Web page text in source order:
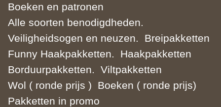
Boeken en patronen
Alle soorten benodigdheden.
Veiligheidsogen en neuzen.
Breipakketten
Funny Haakpakketten.
Haakpakketten
Borduurpakketten.
Viltpakketten
Wol ( ronde prijs )
Boeken ( ronde prijs)
Pakketten in promo